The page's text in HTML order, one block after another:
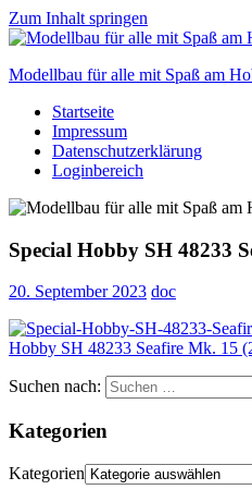
Zum Inhalt springen
Modellbau für alle mit Spaß am
Scale
modelling
to
Startseite
Impressum
Datenschutzerklärung
Loginbereich
Special Hobby SH 48233
20. September 2023 doc
Suchen nach:
Kategorien
Kategorien